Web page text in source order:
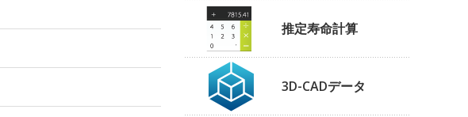
推定寿命計算
3D-CADデータ